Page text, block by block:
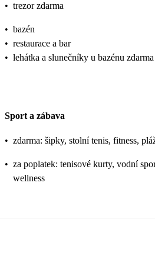
• trezor zdarma
• bazén
• restaurace a bar
• lehátka a slunečníky u bazénu zdarma
Sport a zábava
• zdarma: šipky, stolní tenis, fitness,
• za poplatek: tenisové kurty, vodní
wellness